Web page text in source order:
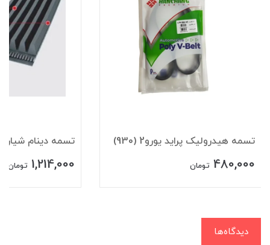
تسمه هيدروليک پرايد يورو2 (930)
480,000 تومان
تسمه دينام شياري
1,214,000 تومان
دیدگاه‌ها